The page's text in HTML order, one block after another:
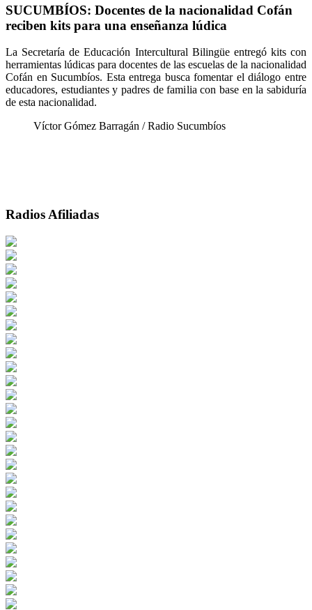
SUCUMBÍOS: Docentes de la nacionalidad Cofán
reciben kits para una enseñanza lúdica
La Secretaría de Educación Intercultural Bilingüe entregó kits con
herramientas lúdicas para docentes de las escuelas de la nacionalidad
Cofán en Sucumbíos. Esta entrega busca fomentar el diálogo entre
educadores, estudiantes y padres de familia con base en la sabiduría
de esta nacionalidad.
Víctor Gómez Barragán / Radio Sucumbíos
Radios Afiliadas